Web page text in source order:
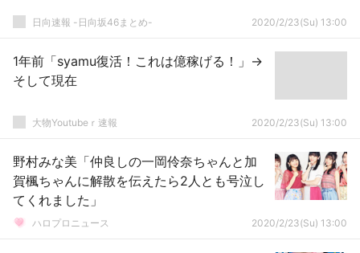
日向速報 -日向坂46まとめ- 2020/2/23(Su) 13:00
1年前「syamu復活！これは億稼げる！」→
そして現在
大物Youtubeｒ速報 2020/2/23(Su) 13:00
野村みな美「仲良しの一岡伶奈ちゃんと加
賀楓ちゃんに解散を伝えたら2人とも号泣し
てくれました」
ハロプロニュース 2020/2/23(Su) 13:00